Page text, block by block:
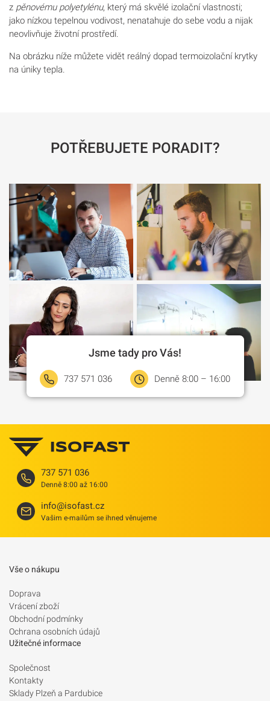
z pěnovému polyetylénu, který má skvělé izolační vlastnosti;
jako nízkou tepelnou vodivost, nenatahuje do sebe vodu a nijak
neovlivňuje životní prostředí.
Na obrázku níže můžete vidět reálný dopad termoizolační krytky
na úniky tepla.
POTŘEBUJETE PORADIT?
Jsme tady pro Vás!
737 571 036 Denně 8:00 – 16:00
737 571 036
Denně 8:00 až 16:00
info@isofast.cz
Vašim e-mailům se ihned věnujeme
Vše o nákupu
Doprava
Vrácení zboží
Obchodní podmínky
Ochrana osobních údajů
Užitečné informace
Společnost
Kontakty
Sklady Plzeň a Pardubice